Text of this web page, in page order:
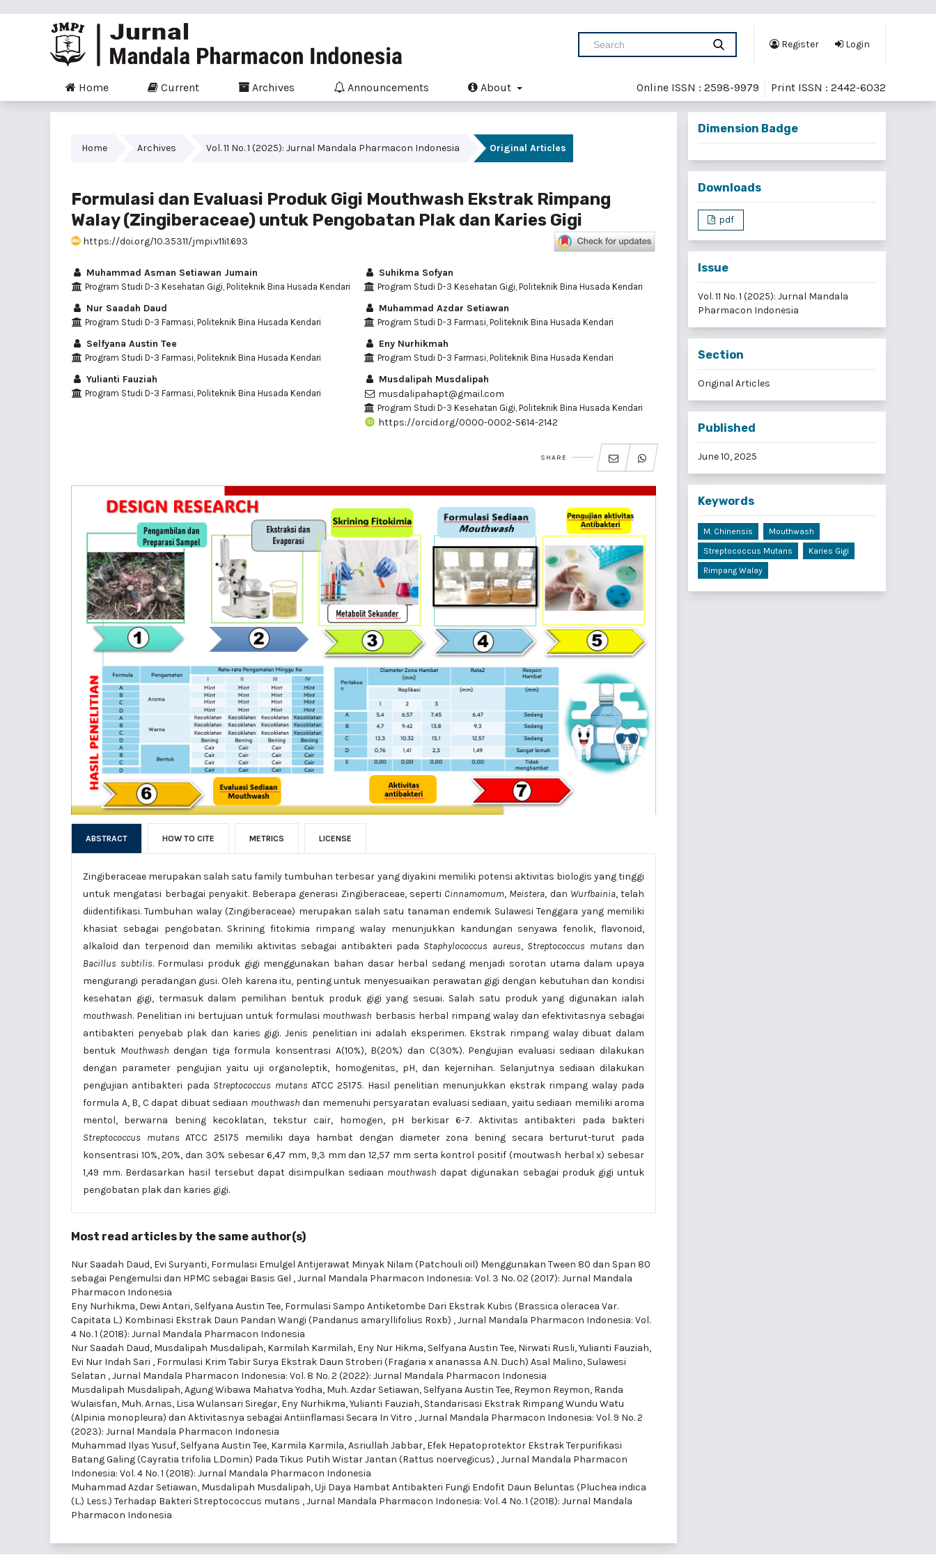
Register Login
Home Current Archives Announcements About Online ISSN : 2598-9979 Print ISSN : 2442-6032
Home Archives Vol. 11 No. 1 (2025): Jurnal Mandala Pharmacon Indonesia Original Articles
Formulasi dan Evaluasi Produk Gigi Mouthwash Ekstrak Rimpang
Walay (Zingiberaceae) untuk Pengobatan Plak dan Karies Gigi
https://doi.org/10.35311/jmpi.v11i1.693
Muhammad Asman Setiawan Jumain
Program Studi D-3 Kesehatan Gigi, Politeknik Bina Husada Kendari
Suhikma Sofyan
Program Studi D-3 Kesehatan Gigi, Politeknik Bina Husada Kendari
Nur Saadah Daud
Program Studi D-3 Farmasi, Politeknik Bina Husada Kendari
Muhammad Azdar Setiawan
Program Studi D-3 Farmasi, Politeknik Bina Husada Kendari
Selfyana Austin Tee
Program Studi D-3 Farmasi, Politeknik Bina Husada Kendari
Eny Nurhikmah
Program Studi D-3 Farmasi, Politeknik Bina Husada Kendari
Yulianti Fauziah
Program Studi D-3 Farmasi, Politeknik Bina Husada Kendari
Musdalipah Musdalipah
musdalipahapt@gmail.com
Program Studi D-3 Kesehatan Gigi, Politeknik Bina Husada Kendari
https://orcid.org/0000-0002-5614-2142
SHARE
ABSTRACT HOW TO CITE METRICS LICENSE
Zingiberaceae merupakan salah satu family tumbuhan terbesar yang diyakini memiliki potensi aktivitas biologis yang tinggi
untuk mengatasi berbagai penyakit. Beberapa generasi Zingiberaceae, seperti Cinnamomum, Meistera, dan Wurfbainia, telah
diidentifikasi. Tumbuhan walay (Zingiberaceae) merupakan salah satu tanaman endemik Sulawesi Tenggara yang memiliki
khasiat sebagai pengobatan. Skrining fitokimia rimpang walay menunjukkan kandungan senyawa fenolik, flavonoid,
alkaloid dan terpenoid dan memiliki aktivitas sebagai antibakteri pada Staphylococcus aureus, Streptococcus mutans dan
Bacillus subtilis. Formulasi produk gigi menggunakan bahan dasar herbal sedang menjadi sorotan utama dalam upaya
mengurangi peradangan gusi. Oleh karena itu, penting untuk menyesuaikan perawatan gigi dengan kebutuhan dan kondisi
kesehatan gigi, termasuk dalam pemilihan bentuk produk gigi yang sesuai. Salah satu produk yang digunakan ialah
mouthwash. Penelitian ini bertujuan untuk formulasi mouthwash berbasis herbal rimpang walay dan efektivitasnya sebagai
antibakteri penyebab plak dan karies gigi. Jenis penelitian ini adalah eksperimen. Ekstrak rimpang walay dibuat dalam
bentuk Mouthwash dengan tiga formula konsentrasi A(10%), B(20%) dan C(30%). Pengujian evaluasi sediaan dilakukan
dengan parameter pengujian yaitu uji organoleptik, homogenitas, pH, dan kejernihan. Selanjutnya sediaan dilakukan
pengujian antibakteri pada Streptococcus mutans ATCC 25175. Hasil penelitian menunjukkan ekstrak rimpang walay pada
formula A, B, C dapat dibuat sediaan mouthwash dan memenuhi persyaratan evaluasi sediaan, yaitu sediaan memiliki aroma
mentol, berwarna bening kecoklatan, tekstur cair, homogen, pH berkisar 6-7. Aktivitas antibakteri pada bakteri
Streptococcus mutans ATCC 25175 memiliki daya hambat dengan diameter zona bening secara berturut-turut pada
konsentrasi 10%, 20%, dan 30% sebesar 6,47 mm, 9,3 mm dan 12,57 mm serta kontrol positif (moutwash herbal x) sebesar
1,49 mm. Berdasarkan hasil tersebut dapat disimpulkan sediaan mouthwash dapat digunakan sebagai produk gigi untuk
pengobatan plak dan karies gigi.
Most read articles by the same author(s)
Nur Saadah Daud, Evi Suryanti, Formulasi Emulgel Antijerawat Minyak Nilam (Patchouli oil) Menggunakan Tween 80 dan Span 80
sebagai Pengemulsi dan HPMC sebagai Basis Gel ,Jurnal Mandala Pharmacon Indonesia: Vol. 3 No. 02 (2017): Jurnal Mandala
Pharmacon Indonesia
Eny Nurhikma, Dewi Antari, Selfyana Austin Tee, Formulasi Sampo Antiketombe Dari Ekstrak Kubis (Brassica oleracea Var.
Capitata L.) Kombinasi Ekstrak Daun Pandan Wangi (Pandanus amaryllifolius Roxb) ,Jurnal Mandala Pharmacon Indonesia: Vol.
4 No. 1 (2018): Jurnal Mandala Pharmacon Indonesia
Nur Saadah Daud, Musdalipah Musdalipah, Karmilah Karmilah, Eny Nur Hikma, Selfyana Austin Tee, Nirwati Rusli, Yulianti Fauziah,
Evi Nur Indah Sari , Formulasi Krim Tabir Surya Ekstrak Daun Stroberi (Fragaria x ananassa A.N. Duch) Asal Malino, Sulawesi
Selatan ,Jurnal Mandala Pharmacon Indonesia: Vol. 8 No. 2 (2022): Jurnal Mandala Pharmacon Indonesia
Musdalipah Musdalipah, Agung Wibawa Mahatva Yodha, Muh. Azdar Setiawan, Selfyana Austin Tee, Reymon Reymon, Randa
Wulaisfan, Muh. Arnas, Lisa Wulansari Siregar, Eny Nurhikma, Yulianti Fauziah, Standarisasi Ekstrak Rimpang Wundu Watu
(Alpinia monopleura) dan Aktivitasnya sebagai Antiinflamasi Secara In Vitro ,Jurnal Mandala Pharmacon Indonesia: Vol. 9 No. 2
(2023): Jurnal Mandala Pharmacon Indonesia
Muhammad Ilyas Yusuf, Selfyana Austin Tee, Karmila Karmila, Asriullah Jabbar, Efek Hepatoprotektor Ekstrak Terpurifikasi
Batang Galing (Cayratia trifolia L.Domin) Pada Tikus Putih Wistar Jantan (Rattus noervegicus) ,Jurnal Mandala Pharmacon
Indonesia: Vol. 4 No. 1 (2018): Jurnal Mandala Pharmacon Indonesia
Muhammad Azdar Setiawan, Musdalipah Musdalipah,Uji Daya Hambat Antibakteri Fungi Endofit Daun Beluntas (Pluchea indica
(L.) Less.) Terhadap Bakteri Streptococcus mutans ,Jurnal Mandala Pharmacon Indonesia: Vol. 4 No. 1 (2018): Jurnal Mandala
Pharmacon Indonesia
Dimension Badge
Downloads
pdf
Issue
Vol. 11 No. 1 (2025): Jurnal Mandala
Pharmacon Indonesia
Section
Original Articles
Published
June 10, 2025
Keywords
M. Chinensis
Mouthwash
Streptococcus Mutans
Karies Gigi
Rimpang Walay